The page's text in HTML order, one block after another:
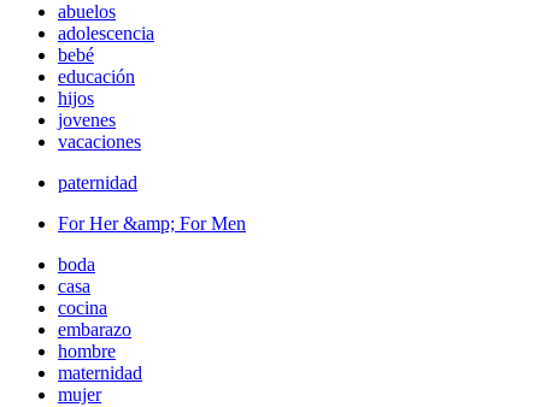
abuelos
adolescencia
bebé
educación
hijos
jovenes
vacaciones
paternidad
For Her &amp; For Men
boda
casa
cocina
embarazo
hombre
maternidad
mujer